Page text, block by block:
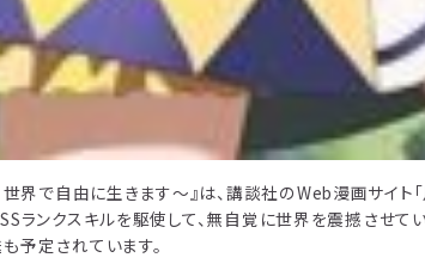
界で自由に生きます～』は、講談社のWeb漫画サイト「
ランクスキルを駆使して、無自覚に世界を震撼させて
予定されています。